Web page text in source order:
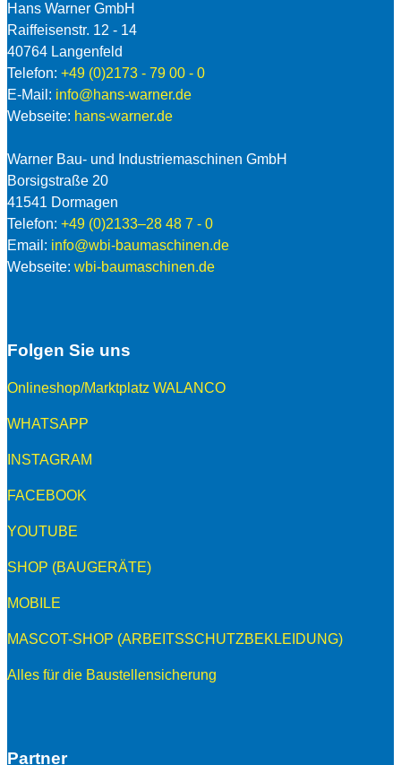
Hans Warner GmbH
Raiffeisenstr. 12 - 14
40764 Langenfeld
Telefon: +49 (0)2173 - 79 00 - 0
E-Mail: info@hans-warner.de
Webseite: hans-warner.de
Warner Bau- und Industriemaschinen GmbH
Borsigstraße 20
41541 Dormagen
Telefon: +49 (0)2133–28 48 7 - 0
Email: info@wbi-baumaschinen.de
Webseite: wbi-baumaschinen.de
Folgen Sie uns
Onlineshop/Marktplatz WALANCO
WHATSAPP
INSTAGRAM
FACEBOOK
YOUTUBE
SHOP (BAUGERÄTE)
MOBILE
MASCOT-SHOP (ARBEITSSCHUTZBEKLEIDUNG)
Alles für die Baustellensicherung
Partner